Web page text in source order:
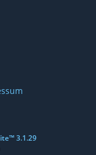
3.1.29